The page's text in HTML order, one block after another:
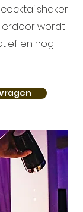
wordt
en nog